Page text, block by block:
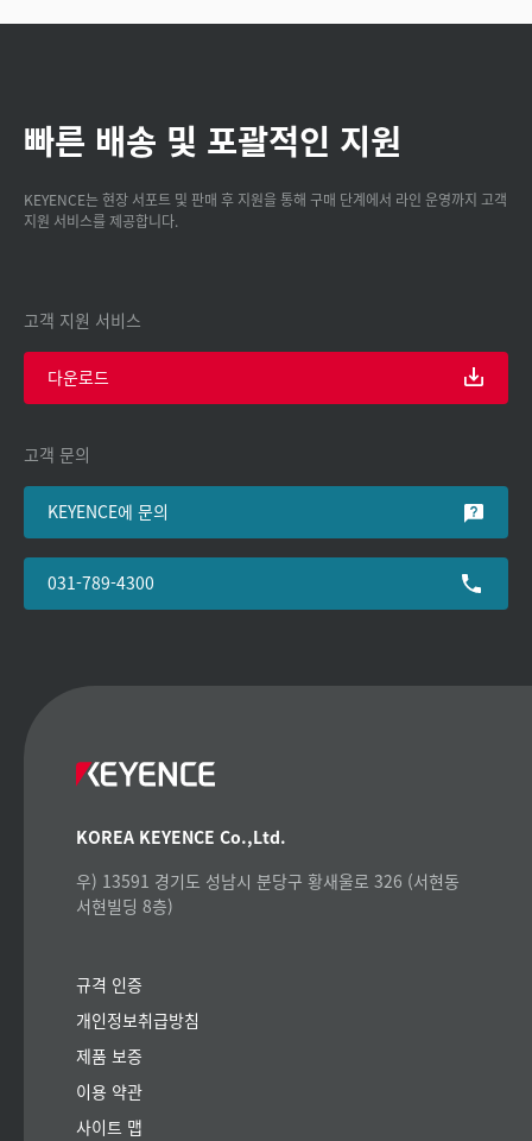
빠른 배송 및 포괄적인 지원
KEYENCE는 현장 서포트 및 판매 후 지원을 통해 구매 단계에서 라인 운영까지 고객
지원 서비스를 제공합니다.
고객 지원 서비스
다운로드
고객 문의
KEYENCE에 문의
031-789-4300
KOREA KEYENCE Co.,Ltd.
우) 13591 경기도 성남시 분당구 황새울로 326 (서현동
서현빌딩 8층)
규격 인증
개인정보취급방침
제품 보증
이용 약관
사이트 맵